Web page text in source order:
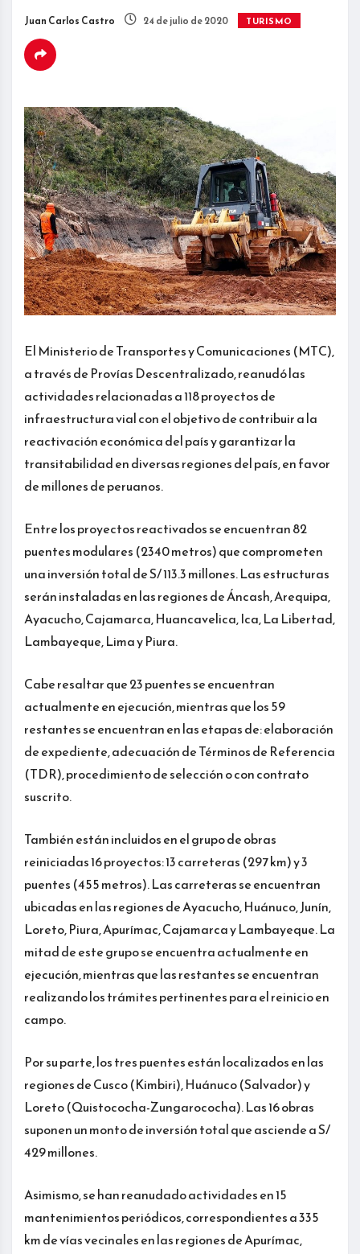
Juan Carlos Castro 24 de julio de 2020 TURISMO
El Ministerio de Transportes y Comunicaciones (MTC),
a través de Provías Descentralizado, reanudó las
actividades relacionadas a 118 proyectos de
infraestructura vial con el objetivo de contribuir a la
reactivación económica del país y garantizar la
transitabilidad en diversas regiones del país, en favor
de millones de peruanos.
Entre los proyectos reactivados se encuentran 82
puentes modulares (2340 metros) que comprometen
una inversión total de S/ 113.3 millones. Las estructuras
serán instaladas en las regiones de Áncash, Arequipa,
Ayacucho, Cajamarca, Huancavelica, Ica, La Libertad,
Lambayeque, Lima y Piura.
Cabe resaltar que 23 puentes se encuentran
actualmente en ejecución, mientras que los 59
restantes se encuentran en las etapas de: elaboración
de expediente, adecuación de Términos de Referencia
(TDR), procedimiento de selección o con contrato
suscrito.
También están incluidos en el grupo de obras
reiniciadas 16 proyectos: 13 carreteras (297 km) y 3
puentes (455 metros). Las carreteras se encuentran
ubicadas en las regiones de Ayacucho, Huánuco, Junín,
Loreto, Piura, Apurímac, Cajamarca y Lambayeque. La
mitad de este grupo se encuentra actualmente en
ejecución, mientras que las restantes se encuentran
realizando los trámites pertinentes para el reinicio en
campo.
Por su parte, los tres puentes están localizados en las
regiones de Cusco (Kimbiri), Huánuco (Salvador) y
Loreto (Quistococha-Zungarococha). Las 16 obras
suponen un monto de inversión total que asciende a S/
429 millones.
Asimismo, se han reanudado actividades en 15
mantenimientos periódicos, correspondientes a 335
km de vías vecinales en las regiones de Apurímac,